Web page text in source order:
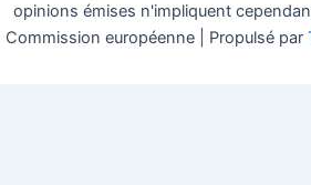
opinions émises n'impliquent
Commission européenne | Propulsé par